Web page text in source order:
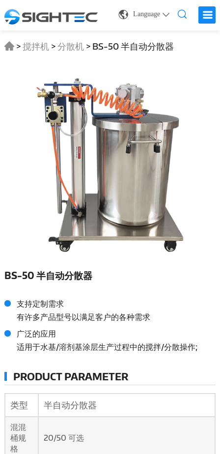
Language
>搅拌机>分散机> BS-50 半自动分散器
BS-50 半自动分散器
支持定制需求
有许多产品型号以满足客户的各种需求
广泛的应用
适用于水基/溶剂基涂层生产过程中的搅拌/分散操作;
PRODUCT PARAMETER
类型 半自动分散器
混混
桶规
格
20/50 可选